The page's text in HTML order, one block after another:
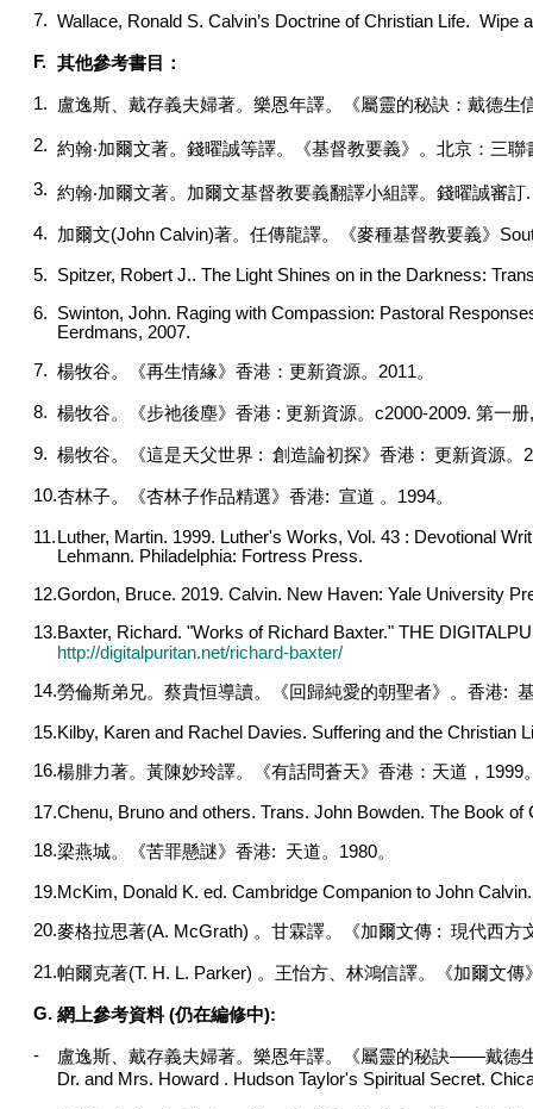
7. Wallace, Ronald S. Calvin’s Doctrine of Christian Life. Wipe
F. 其他參考書目：
1. 盧逸斯、戴存義夫婦著。樂恩年譯。《屬靈的秘訣：戴德生
2. 約翰‧加爾文著。錢曜誠等譯。《基督教要義》。北京：三聯
3. 約翰‧加爾文著。加爾文基督教要義翻譯小組譯。錢曜誠審訂
4. 加爾文(John Calvin)著。任傳龍譯。《麥種基督教要義》
5.
Spitzer, Robert J.. The Light Shines on in the Darkness:
6.
Swinton, John. Raging with Compassion: Pastoral
Eerdmans, 2007.
7. 楊牧谷。《再生情緣》香港：更新資源。 2011。
8. 楊牧谷。《步祂後塵》香港 : 更新資源。 c2000-2009. 第一册
9. 楊牧谷。《這是天父世界 : 創造論初探》香港 : 更新資源。
10.杏林子。《杏林子作品精選》香港: 宣道 。 1994。
11. Luther, Martin. 1999. Luther's Works, Vol. 43 : Devotional
Lehmann. Philadelphia: Fortress Press.
12.Gordon, Bruce. 2019. Calvin. New Haven: Yale University
13.Baxter, Richard. "Works of Richard Baxter." THE
http://digitalpuritan.net/richard-baxter/
14.勞倫斯弟兄。蔡貴恒導讀。《回歸純愛的朝聖者》。香港:
15.Kilby, Karen and Rachel Davies. Suffering and the Christian
16.楊腓力著。黃陳妙玲譯。《有話問蒼天》香港：天道， 1999
17.Chenu, Bruno and others. Trans. John Bowden. The Book
18.梁燕城。《苦罪懸謎》香港: 天道。 1980。
19.McKim, Donald K. ed. Cambridge Companion to John
20.麥格拉思著(A. McGrath) 。甘霖譯。《加爾文傳 : 現代西方
21.帕爾克著(T. H. L. Parker) 。王怡方、林鴻信譯。《加爾文傳
G. 網上參考資料 (仍在編修中):
- 盧逸斯、戴存義夫婦著。樂恩年譯。《屬靈的秘訣——戴德
Dr. and Mrs. Howard . Hudson Taylor's Spiritual Secret.